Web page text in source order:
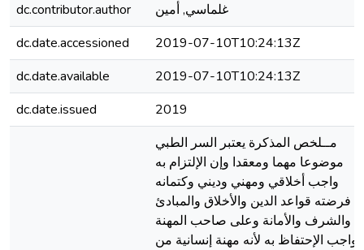
dc.contributor.author
غلماسي, أمين
dc.date.accessioned
2019-07-10T10:24:13Z
dc.date.available
2019-07-10T10:24:13Z
dc.date.issued
2019
مــلخص المذكرة يعتبر السر الطبي
موضوعا مهما ومعقدا وإن الإلتزام به
واجب أخلاقي ومهني وديني وكتمانه
فرضته قواعد الدين والأخلاق والمبادئ
والشرف والأمانة وعلى صاحب المهنة
واجب الإحتفاظ به لأنه مهنة إنسانية من